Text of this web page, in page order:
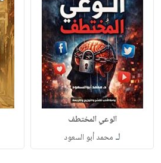
الوعي المختطف
لـ محمد أبو السعود